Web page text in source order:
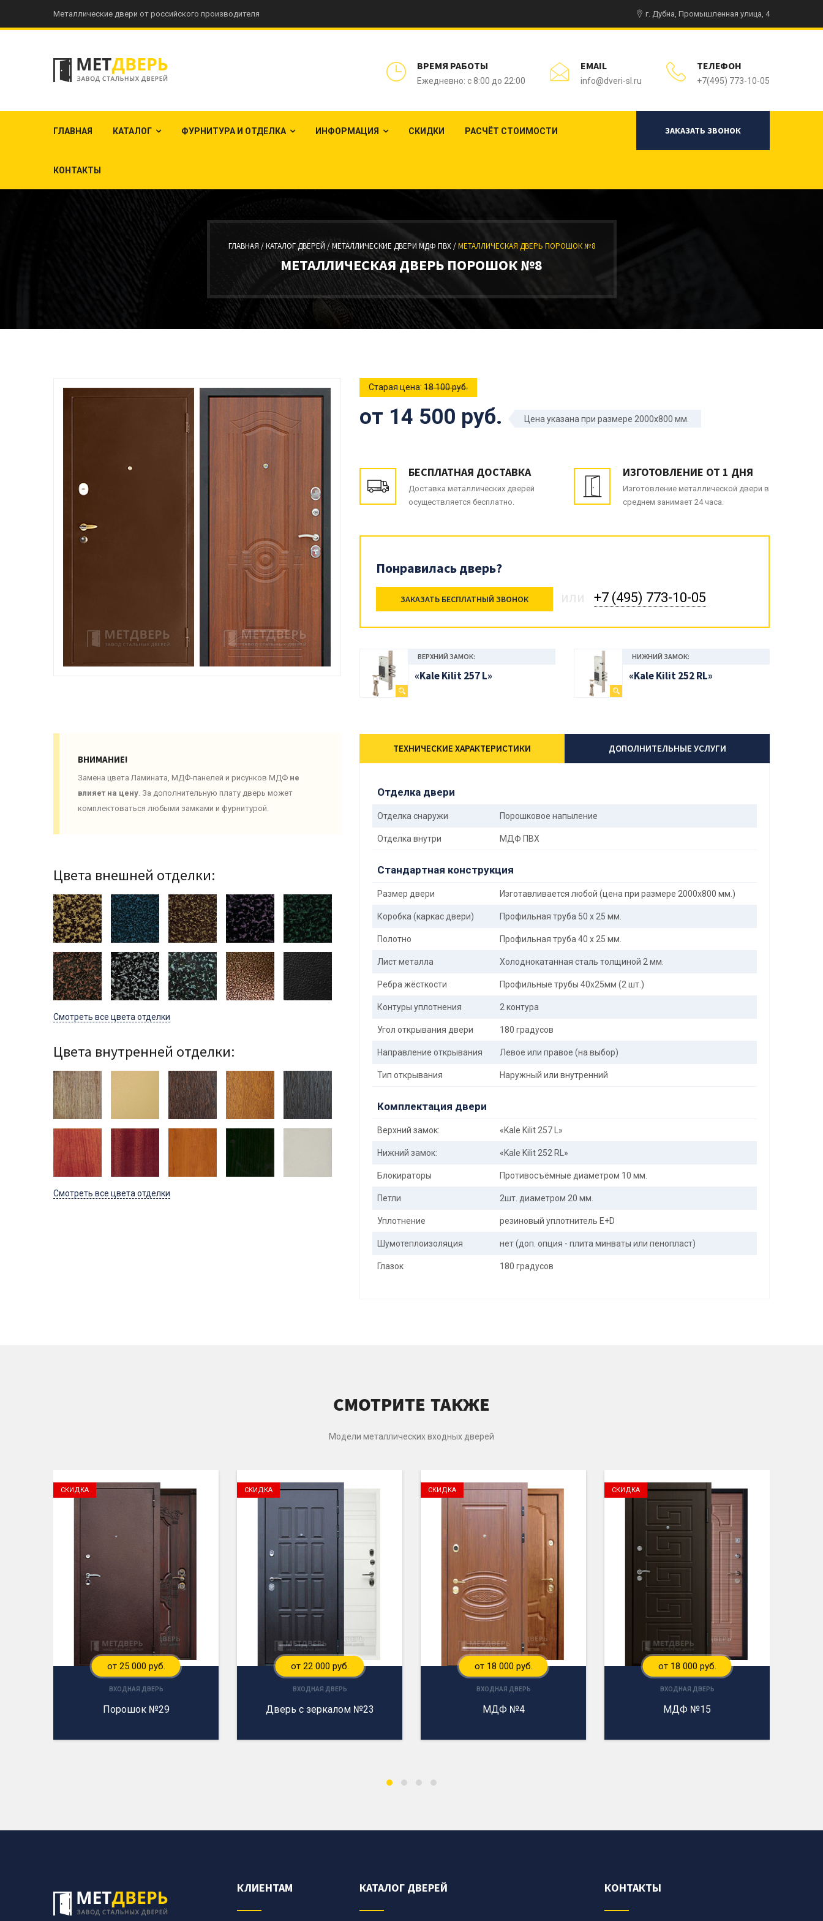
Металлические двери от российского производителя г. Дубна, Промышленная улица, 4
ВРЕМЯ РАБОТЫ
Ежедневно: с 8:00 до 22:00
EMAIL
info@dveri-sl.ru
ТЕЛЕФОН
+7(495) 773-10-05
ГЛАВНАЯ КАТАЛОГ ФУРНИТУРА И ОТДЕЛКА ИНФОРМАЦИЯ СКИДКИ РАСЧЁТ СТОИМОСТИ
КОНТАКТЫ
ЗАКАЗАТЬ ЗВОНОК
ГЛАВНАЯ /КАТАЛОГ ДВЕРЕЙ /МЕТАЛЛИЧЕСКИЕ ДВЕРИ МДФ ПВХ /МЕТАЛЛИЧЕСКАЯ ДВЕРЬ ПОРОШОК №8
МЕТАЛЛИЧЕСКАЯ ДВЕРЬ ПОРОШОК №8
Старая цена: 18 100 руб.
от 14 500 руб. Цена указана при размере 2000x800 мм.
БЕСПЛАТНАЯ ДОСТАВКА
Доставка металлических дверей
осуществляется бесплатно.
ИЗГОТОВЛЕНИЕ ОТ 1 ДНЯ
Изготовление металлической двери в
среднем занимает 24 часа.
Понравилась дверь?
ЗАКАЗАТЬ БЕСПЛАТНЫЙ ЗВОНОК или +7 (495) 773-10-05
ВЕРХНИЙ ЗАМОК:
«Kale Kilit 257 L»
НИЖНИЙ ЗАМОК:
«Kale Kilit 252 RL»
ВНИМАНИЕ!
Замена цвета Ламината, МДФ-панелей и рисунков МДФ не
влияет на цену. За дополнительную плату дверь может
комплектоваться любыми замками и фурнитурой.
Цвета внешней отделки:
Смотреть все цвета отделки
Цвета внутренней отделки:
Смотреть все цвета отделки
ТЕХНИЧЕСКИЕ ХАРАКТЕРИСТИКИ ДОПОЛНИТЕЛЬНЫЕ УСЛУГИ
Отделка двери
Отделка снаружи Порошковое напыление
Отделка внутри МДФ ПВХ
Стандартная конструкция
Размер двери Изготавливается любой (цена при размере 2000x800 мм.)
Коробка (каркас двери) Профильная труба 50 х 25 мм.
Полотно Профильная труба 40 х 25 мм.
Лист металла Холоднокатанная сталь толщиной 2 мм.
Ребра жёсткости Профильные трубы 40х25мм (2 шт.)
Контуры уплотнения 2 контура
Угол открывания двери 180 градусов
Направление открывания Левое или правое (на выбор)
Тип открывания Наружный или внутренний
Комплектация двери
Верхний замок: «Kale Kilit 257 L»
Нижний замок: «Kale Kilit 252 RL»
Блокираторы Противосъёмные диаметром 10 мм.
Петли 2шт. диаметром 20 мм.
Уплотнение резиновый уплотнитель E+D
Шумотеплоизоляция нет (доп. опция - плита минваты или пенопласт)
Глазок 180 градусов
СМОТРИТЕ ТАКЖЕ
Модели металлических входных дверей
СКИДКА
от 25 000 руб.
ВХОДНАЯ ДВЕРЬ
Порошок №29
СКИДКА
от 22 000 руб.
ВХОДНАЯ ДВЕРЬ
Дверь с зеркалом №23
СКИДКА
от 18 000 руб.
ВХОДНАЯ ДВЕРЬ
МДФ №4
СКИДКА
от 18 000 руб.
ВХОДНАЯ ДВЕРЬ
МДФ №15
КЛИЕНТАМ КАТАЛОГ ДВЕРЕЙ КОНТАКТЫ